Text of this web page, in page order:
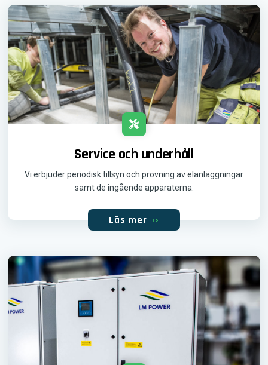
Service och underhåll
Vi erbjuder periodisk tillsyn och provning av elanläggningar
samt de ingående apparaterna.
Läs mer ››